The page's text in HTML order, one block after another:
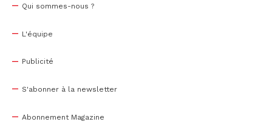
Qui sommes-nous ?
L'équipe
Publicité
S'abonner à la newsletter
Abonnement Magazine